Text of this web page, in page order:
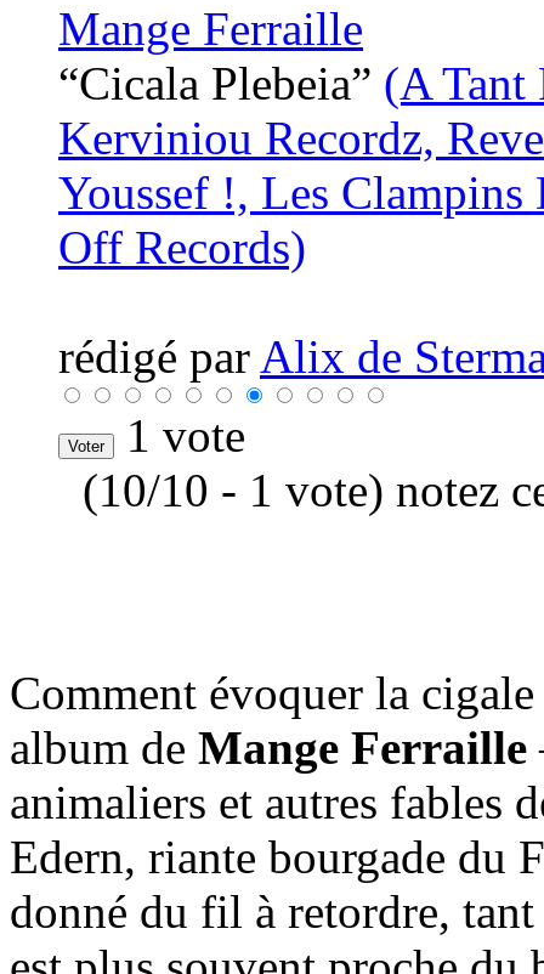
Mange Ferraille
“Cicala Plebeia” (A Tant
Kerviniou Recordz,
Youssef !, Les
Off Records)
rédigé par Alix de
1 vote
(10/10 - 1 vote) notez
Comment évoquer la
album de Mange Ferraille
animaliers et autres fables
Edern, riante bourgade du
donné du fil à retordre,